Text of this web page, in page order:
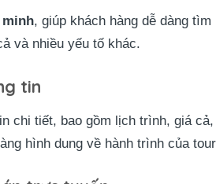
, giúp khách hàng dễ dàng
và nhiều yếu tố khác.
tin
chi tiết, bao gồm lịch trình, giá
hình dung về hành trình của